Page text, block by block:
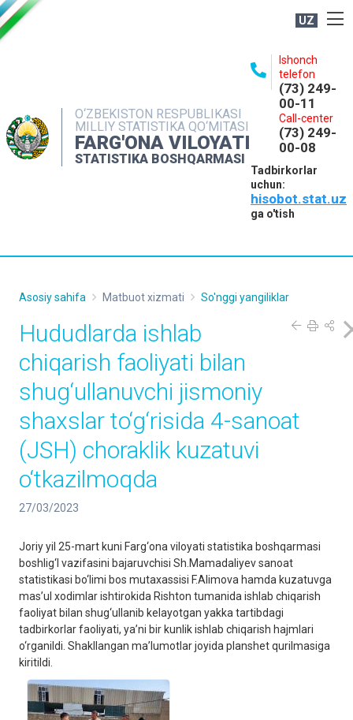
UZ
O‘ZBEKISTON RESPUBLIKASI
MILLIY STATISTIKA QO‘MITASI
FARG'ONA VILOYATI
STATISTIKA BOSHQARMASI
Ishonch
telefon
(73) 249-
00-11
Call-center
(73) 249-
00-08
Tadbirkorlar
uchun:
hisobot.stat.uz
ga o'tish
NASHRLAR
INTERAKTIV XIZMATLAR
MATBUOT XIZMATI
Asosiy sahifa Matbuot xizmati So'nggi yangiliklar
Hududlarda ishlab
chiqarish faoliyati bilan
shug‘ullanuvchi jismoniy
shaxslar to‘g‘risida 4-sanoat
(JSH) choraklik kuzatuvi
o‘tkazilmoqda
27/03/2023
Joriy yil 25-mart kuni Farg‘ona viloyati statistika boshqarmasi
boshlig‘I vazifasini bajaruvchisi Sh.Mamadaliyev sanoat
statistikasi bo‘limi bos mutaxassisi F.Alimova hamda kuzatuvga
mas’ul xodimlar ishtirokida Rishton tumanida ishlab chiqarish
faoliyat bilan shug‘ullanib kelayotgan yakka tartibdagi
tadbirkorlar faoliyati, ya’ni bir kunlik ishlab chiqarish hajmlari
o‘rganildi. Shakllangan ma’lumotlar joyida planshet qurilmasiga
kiritildi.